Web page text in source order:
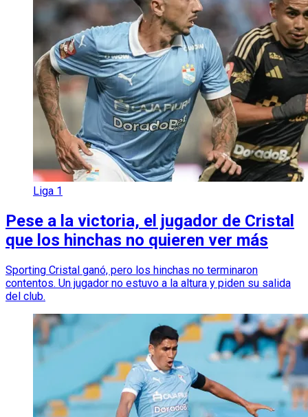
Liga 1
Pese a la victoria, el jugador de Cristal
que los hinchas no quieren ver más
Sporting Cristal ganó, pero los hinchas no terminaron
contentos. Un jugador no estuvo a la altura y piden su salida
del club.